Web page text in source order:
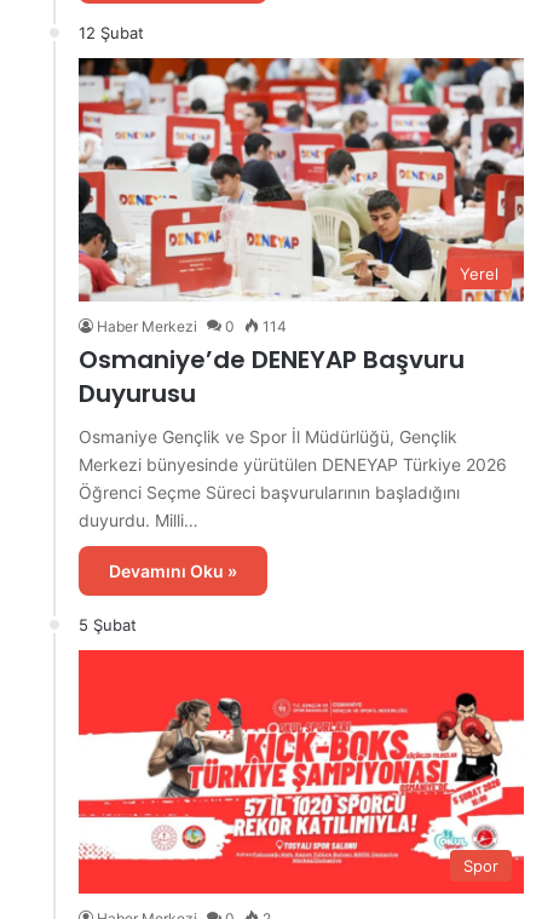
12 Şubat
Yerel
Haber Merkezi 0 114
Osmaniye’de DENEYAP Başvuru
Duyurusu
Osmaniye Gençlik ve Spor İl Müdürlüğü, Gençlik
Merkezi bünyesinde yürütülen DENEYAP Türkiye 2026
Öğrenci Seçme Süreci başvurularının başladığını
duyurdu. Milli…
Devamını Oku »
5 Şubat
Spor